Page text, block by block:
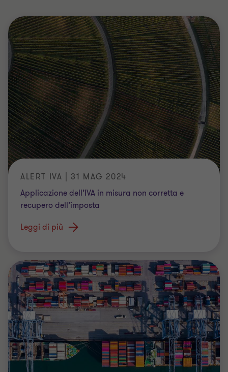
ALERT IVA | 31 MAG 2024
Applicazione dell’IVA in misura non corretta e
recupero dell’imposta
Leggi di più